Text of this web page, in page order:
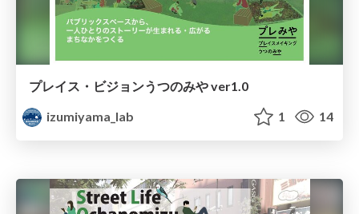
プレイス・ビジョンうつのみや ver1.0
izumiyama_lab
1 14